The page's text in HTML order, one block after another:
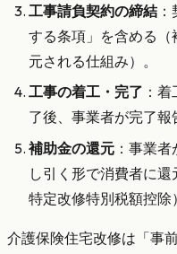
工事請負契約の締結
する条項」を含める
元される仕組み）。
工事の着工・完了 ：
了後、事業者が完了報
補助金の還元 ：事業
し引く形で消費者に
特定改修特別税額控除
介護保険住宅改修は「事